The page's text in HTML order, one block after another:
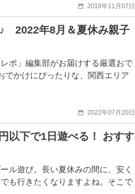
2018年11月07日
♪ 2022年8月＆夏休み親子
ポ」編集部がお届けする厳選おで
かけにぴったりな、関西エリア
2022年07月20日
以下で1日遊べる！ おすす
ル遊び。長い夏休みの間に、安く
も行きたくなりますよね。そこで